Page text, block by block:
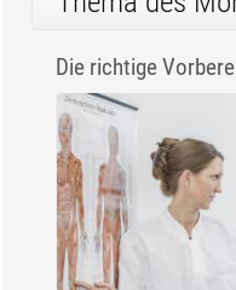
Die richtige